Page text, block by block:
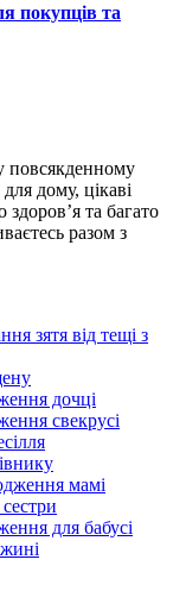
покупців та
повсякденному
дому, цікаві
здоров’я та багато
разом з
зятя від тещі з
дочці
свекрусі
мамі
для бабусі